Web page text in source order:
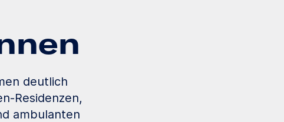
deutlich
Residenzen,
ambulanten